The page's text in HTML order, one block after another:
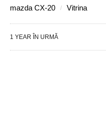
mazda CX-20 Vitrina
1 YEAR ÎN URMĂ